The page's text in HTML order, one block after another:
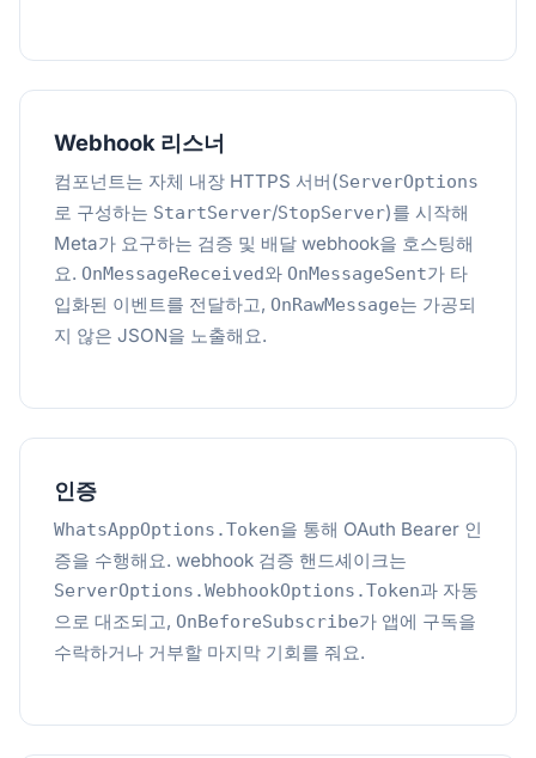
Webhook 리스너
컴포넌트는 자체 내장 HTTPS 서버(ServerOptions
로 구성하는 StartServer/StopServer)를 시작해
Meta가 요구하는 검증 및 배달 webhook을 호스팅해
요. OnMessageReceived와 OnMessageSent가 타
입화된 이벤트를 전달하고, OnRawMessage는 가공되
지 않은 JSON을 노출해요.
인증
WhatsAppOptions.Token을 통해 OAuth Bearer 인
증을 수행해요. webhook 검증 핸드셰이크는
ServerOptions.WebhookOptions.Token과 자동
으로 대조되고, OnBeforeSubscribe가 앱에 구독을
수락하거나 거부할 마지막 기회를 줘요.